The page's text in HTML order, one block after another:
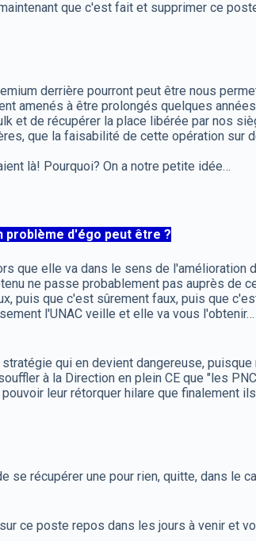
que c'est fait et supprimer ce
derrière pourront peut être nous
amenés à être prolongés quelques
et de récupérer la place libérée par nos
que la faisabilité de cette opération sur
là! Pourquoi? On a notre petite idée…
problème d'égo peut être ?
que elle va dans le sens de l'amélioration
ne passe probablement pas auprès de
puis que c'est sûrement faux, puis que
l'UNAC veille et elle va vous
qui en devient dangereuse,
à la Direction en plein CE que "les
leur rétorquer hilare que finalement
se récupérer une pour rien, quitte, dans le
ce poste repos dans les jours à venir et